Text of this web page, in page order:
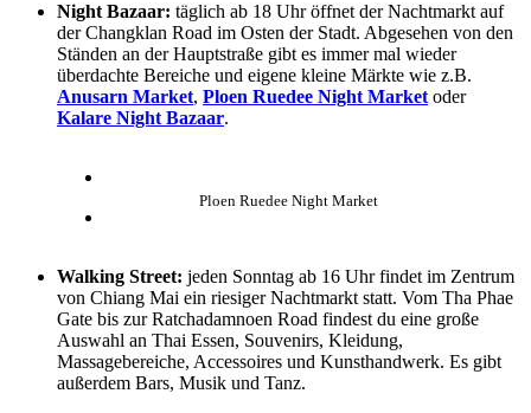
Night Bazaar: täglich ab 18 Uhr öffnet der Nachtmarkt auf
der Changklan Road im Osten der Stadt. Abgesehen von den
Ständen an der Hauptstraße gibt es immer mal wieder
überdachte Bereiche und eigene kleine Märkte wie z.B.
Anusarn Market, Ploen Ruedee Night Market oder
Kalare Night Bazaar.
Ploen Ruedee Night Market
Walking Street: jeden Sonntag ab 16 Uhr findet im Zentrum
von Chiang Mai ein riesiger Nachtmarkt statt. Vom Tha Phae
Gate bis zur Ratchadamnoen Road findest du eine große
Auswahl an Thai Essen, Souvenirs, Kleidung,
Massagebereiche, Accessoires und Kunsthandwerk. Es gibt
außerdem Bars, Musik und Tanz.